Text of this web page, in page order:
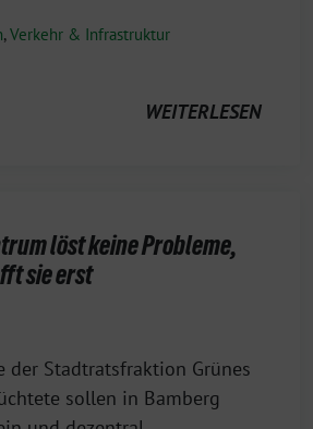
,Verkehr & Infrastruktur
WEITERLESEN
löst keine Probleme,
sie erst
der Stadtratsfraktion Grünes
sollen in Bamberg